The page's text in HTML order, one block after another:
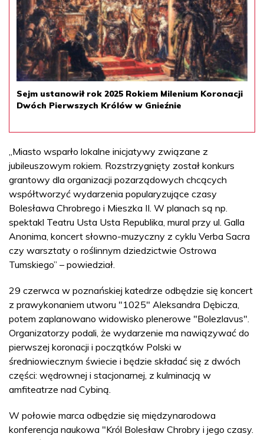
Sejm ustanowił rok 2025 Rokiem Milenium Koronacji
Dwóch Pierwszych Królów w Gnieźnie
„Miasto wsparło lokalne inicjatywy związane z
jubileuszowym rokiem. Rozstrzygnięty został konkurs
grantowy dla organizacji pozarządowych chcących
współtworzyć wydarzenia popularyzujące czasy
Bolesława Chrobrego i Mieszka II. W planach są np.
spektakl Teatru Usta Usta Republika, mural przy ul. Galla
Anonima, koncert słowno-muzyczny z cyklu Verba Sacra
czy warsztaty o roślinnym dziedzictwie Ostrowa
Tumskiego” – powiedział.
29 czerwca w poznańskiej katedrze odbędzie się koncert
z prawykonaniem utworu "1025" Aleksandra Dębicza,
potem zaplanowano widowisko plenerowe "Bolezlavus".
Organizatorzy podali, że wydarzenie ma nawiązywać do
pierwszej koronacji i początków Polski w
średniowiecznym świecie i będzie składać się z dwóch
części: wędrownej i stacjonarnej, z kulminacją w
amfiteatrze nad Cybiną.
W połowie marca odbędzie się międzynarodowa
konferencja naukowa "Król Bolesław Chrobry i jego czasy.